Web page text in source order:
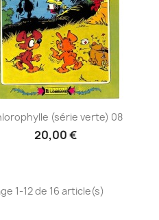
Aperçu rapide
(série verte) 08
20,00 €
1-12 de 16 article(s)